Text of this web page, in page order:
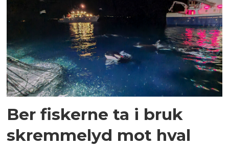
Ber fiskerne ta i bruk
skremmelyd mot hval